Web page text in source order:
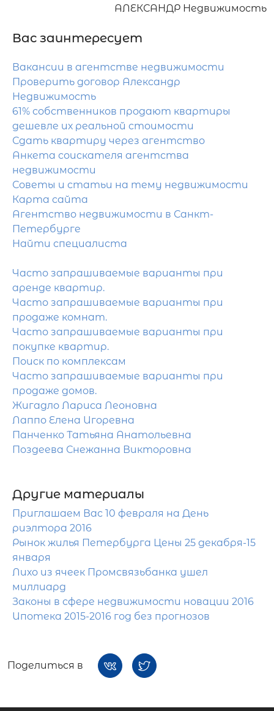
АЛЕКСАНДР Недвижимость
Вас заинтересует
Вакансии в агентстве недвижимости
Проверить договор Александр
Недвижимость
61% собственников продают квартиры
дешевле их реальной стоимости
Сдать квартиру через агентство
Анкета соискателя агентства
недвижимости
Советы и статьи на тему недвижимости
Карта сайта
Агентство недвижимости в Санкт-
Петербурге
Найти специалиста
Часто запрашиваемые варианты при
аренде квартир.
Часто запрашиваемые варианты при
продаже комнат.
Часто запрашиваемые варианты при
покупке квартир.
Поиск по комплексам
Часто запрашиваемые варианты при
продаже домов.
Жигадло Лариса Леоновна
Лаппо Елена Игоревна
Панченко Татьяна Анатольевна
Поздеева Снежанна Викторовна
Другие материалы
Приглашаем Вас 10 февраля на День
риэлтора 2016
Рынок жилья Петербурга Цены 25 декабря-15
января
Лихо из ячеек Промсвязьбанка ушел
миллиард
Законы в сфере недвижимости новации 2016
Ипотека 2015-2016 год без прогнозов
Поделиться в